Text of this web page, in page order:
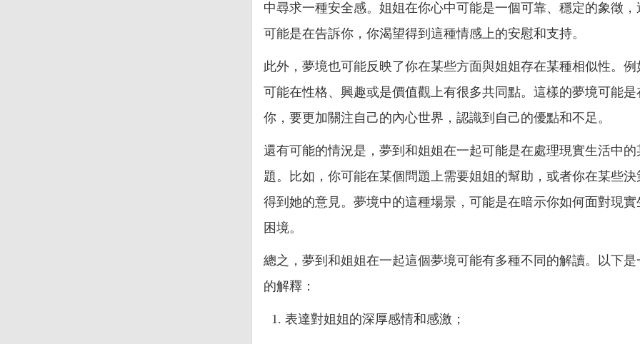
中尋求一種安全感。姐姐在你心中可能是一個可靠、穩定的象徵，
可能是在告訴你，你渴望得到這種情感上的安慰和支持。
此外，夢境也可能反映了你在某些方面與姐姐存在某種相似性。例
可能在性格、興趣或是價值觀上有很多共同點。這樣的夢境可能是
你，要更加關注自己的內心世界，認識到自己的優點和不足。
還有可能的情況是，夢到和姐姐在一起可能是在處理現實生活中的
題。比如，你可能在某個問題上需要姐姐的幫助，或者你在某些決
得到她的意見。夢境中的這種場景，可能是在暗示你如何面對現實
困境。
總之，夢到和姐姐在一起這個夢境可能有多種不同的解讀。以下是
的解釋：
表達對姐姐的深厚感情和感激；